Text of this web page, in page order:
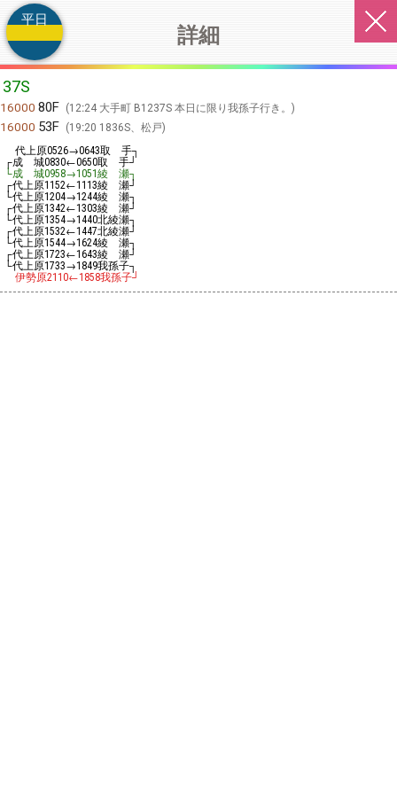
詳細
平日
37S
16000 80F 12:24 大手町 B1237S 本日に限り我孫子行き。
16000 53F
19:20 1836S、松戸
代上原0526→0643取 手┐
┌成 城0830←0650取 手┘
└成 城0958→1051綾 瀬┐
┌代上原1152←1113綾 瀬┘
└代上原1204→1244綾 瀬┐
┌代上原1342←1303綾 瀬┘
└代上原1354→1440北綾瀬┐
┌代上原1532←1447北綾瀬┘
└代上原1544→1624綾 瀬┐
┌代上原1723←1643綾 瀬┘
└代上原1733→1849我孫子┐
伊勢原2110←1858我孫子┘